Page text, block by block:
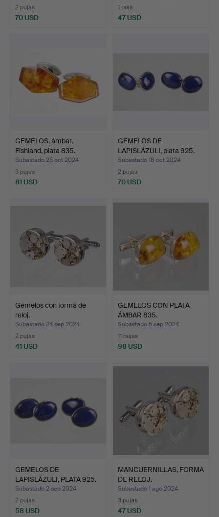
2 pujas
70 USD
1 puja
47 USD
GEMELOS, ámbar,
Fishland, plata 835.
Subastado 25 oct 2024
3 pujas
81 USD
GEMELOS DE
LAPISLÁZULI, plata 925.
Subastado 18 oct 2024
2 pujas
70 USD
Gemelos con forma de
reloj.
Subastado 24 sep 2024
2 pujas
41 USD
GEMELOS CON PLATA
ÁMBAR 835.
Subastado 5 sep 2024
11 pujas
98 USD
GEMELOS DE
LAPISLÁZULI, PLATA 925.
Subastado 2 sep 2024
2 pujas
58 USD
MANCUERNILLAS, FORMA
DE RELOJ.
Subastado 1 ago 2024
3 pujas
47 USD